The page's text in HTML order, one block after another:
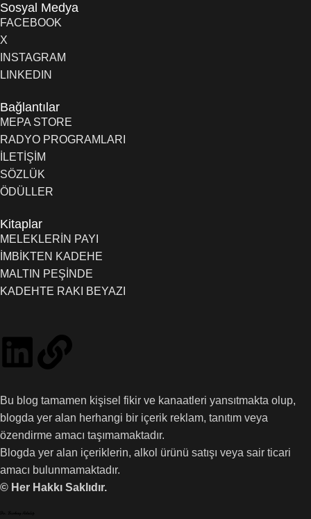
Sosyal Medya
FACEBOOK
X
INSTAGRAM
LINKEDIN
Bağlantılar
MEPA STORE
RADYO PROGRAMLARI
İLETİŞİM
SÖZLÜK
ÖDÜLLER
Kitaplar
MELEKLERİN PAYI
İMBİKTEN KADEHE
MALTIN PEŞİNDE
KADEHTE RAKI BEYAZI
Bu blog tamamen kişisel fikir ve kanaatleri yansıtmakta olup,
blogda yer alan herhangi bir içerik reklam, tanıtım veya
özendirme amacı taşımamaktadır.
Blogda yer alan içeriklerin, alkol ürünü satışı veya sair ticari
amacı bulunmamaktadır.
© Her Hakkı Saklıdır.